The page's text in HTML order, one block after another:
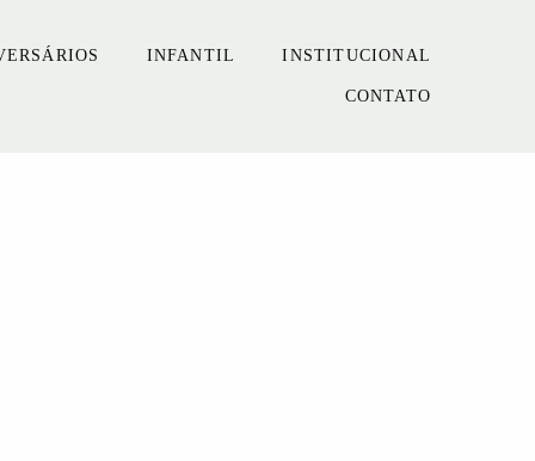
INFANTIL INSTITUCIONAL
CONTATO